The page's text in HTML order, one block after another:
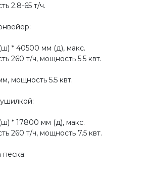
2.8-65 т/ч.
* 40500 мм (д), макс.
260 т/ч, мощность 5.5 квт.
мощность 5.5 квт.
* 17800 мм (д), макс.
260 т/ч, мощность 7.5 квт.